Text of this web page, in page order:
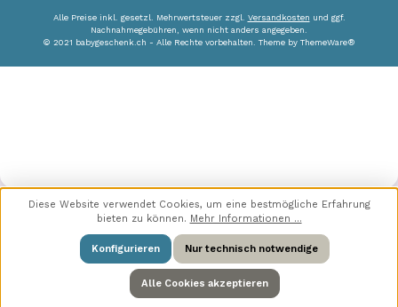
Alle Preise inkl. gesetzl. Mehrwertsteuer zzgl. Versandkosten und ggf.
Nachnahmegebühren, wenn nicht anders angegeben.
© 2021 babygeschenk.ch - Alle Rechte vorbehalten. Theme by ThemeWare®
Diese Website verwendet Cookies, um eine bestmögliche Erfahrung
bieten zu können. Mehr Informationen ...
Nur technisch notwendige
Konfigurieren
Alle Cookies akzeptieren